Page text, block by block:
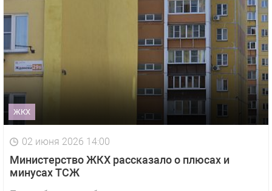
ЖКХ
02 июня 2026 14:00
Министерство ЖКХ рассказало о плюсах и
минусах ТСЖ